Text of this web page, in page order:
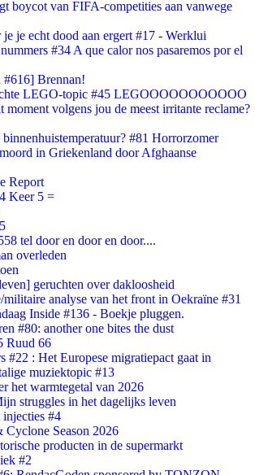
boycot van FIFA-competities aan vanwege
je je echt dood aan ergert #17 - Werklui
#34 A que calor nos pasaremos por el
#616] Brennan!
LEGO-topic #45 LEGOOOOOOOOOOO
moment volgens jou de meest irritante reclame?
#81 Horrorzomer
in Griekenland door Afghaanse
Report
Keer 5 =
tel door en door en door....
overleden
geruchten over dakloosheid
militaire analyse van het front in Oekraïne #31
Inside #136 - Boekje pluggen.
#80: another one bites the dust
Ruud 66
#22 : Het Europese migratiepact gaat in
muziektopic #13
het warmtegetal van 2026
struggles in het dagelijks leven
#4
Cyclone Season 2026
producten in de supermarkt
#2